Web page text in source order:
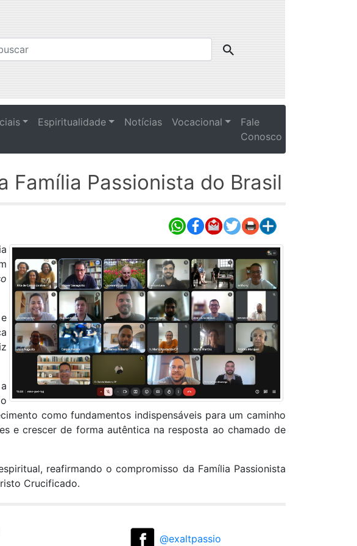
Espiritualidade Notícias Vocacional
Fale
Conosco
Família Passionista do Brasil
como fundamentos indispensáveis para um caminho
e crescer de forma autêntica na resposta ao chamado de
reafirmando o compromisso da Família Passionista
Crucificado.
@exaltpassio